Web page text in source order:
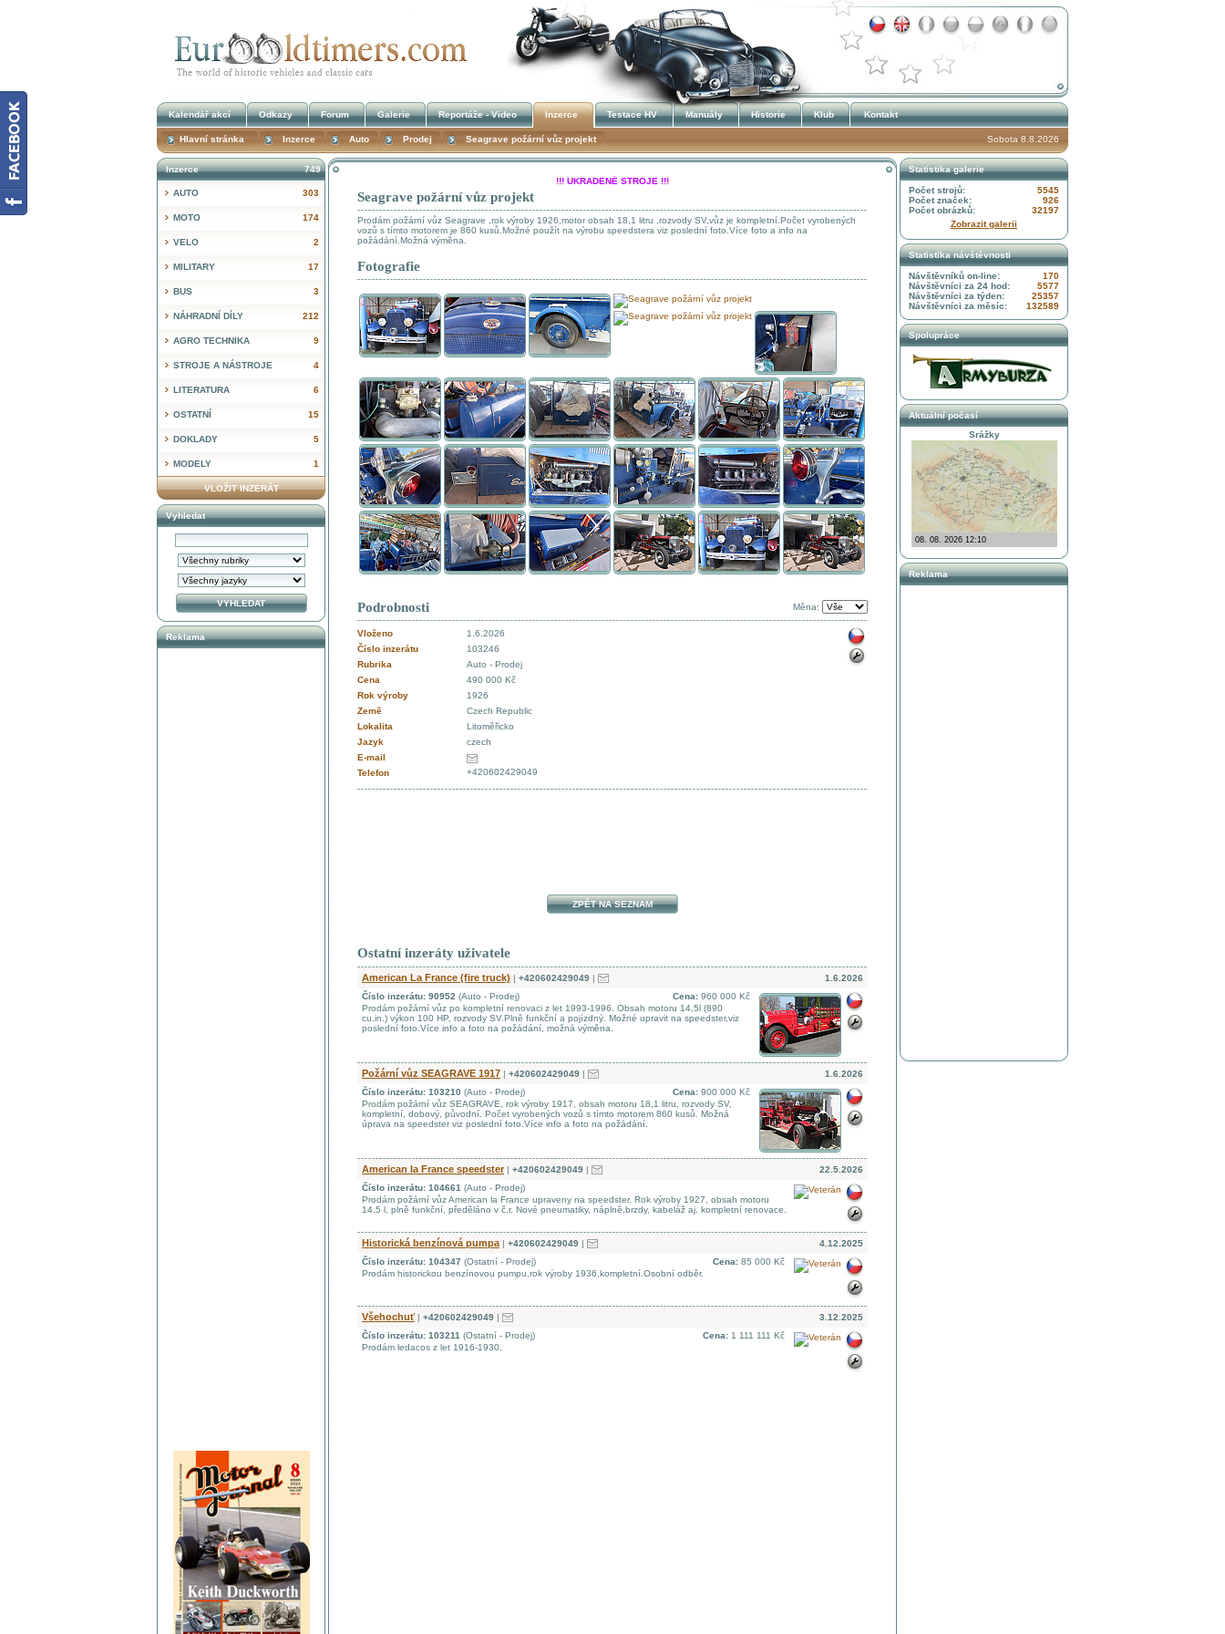
Seagrave požární vůz projekt
Prodám požární vůz Seagrave ,rok výroby 1926,motor obsah 18,1 litru ,rozvody SV,vůz je kompletní.Počet vyrobených
vozů s tímto motorem je 860 kusů.Možné použít na výrobu speedstera viz poslední foto.Více foto a info na
požádání.Možná výměna.
Fotografie
Měna:
Podrobnosti
Vloženo
1.6.2026
Číslo inzerátu
103246
Rubrika
Auto - Prodej
Cena
490 000 Kč
Rok výroby
1926
Země
Czech Republic
Lokalita
Litoměřicko
Jazyk
czech
E-mail
Telefon
+420602429049
ZPĚT NA SEZNAM
Ostatní inzeráty uživatele
1.6.2026
American La France (fire truck) | +420602429049 |
Cena: 960 000 Kč
Číslo inzerátu: 90952 (Auto - Prodej)
Prodám požární vůz po kompletní renovaci z let 1993-1996. Obsah motoru 14,5l (890
cu.in.) výkon 100 HP, rozvody SV.Plně funkční a pojízdný. Možné upravit na speedster,viz
poslední foto.Více info a foto na požádání, možná výměna.
1.6.2026
Požární vůz SEAGRAVE 1917 | +420602429049 |
Cena: 900 000 Kč
Číslo inzerátu: 103210 (Auto - Prodej)
Prodám požární vůz SEAGRAVE, rok výroby 1917, obsah motoru 18,1 litru, rozvody SV,
kompletní, dobový, původní. Počet vyrobených vozů s tímto motorem 860 kusů. Možná
úprava na speedster viz poslední foto.Více info a foto na požádání.
22.5.2026
American la France speedster | +420602429049 |
Číslo inzerátu: 104661 (Auto - Prodej)
Prodám požární vůz American la France upraveny na speedster. Rok výroby 1927, obsah motoru
14.5 l, plně funkční, předěláno v č.r. Nové pneumatiky, náplně,brzdy, kabeláž aj. kompletní renovace.
4.12.2025
Historická benzínová pumpa | +420602429049 |
Cena: 85 000 Kč
Číslo inzerátu: 104347 (Ostatní - Prodej)
Prodám historickou benzínovou pumpu,rok výroby 1936,kompletní.Osobní odběr.
3.12.2025
Všehochuť | +420602429049 |
Cena: 1 111 111 Kč
Číslo inzerátu: 103211 (Ostatní - Prodej)
Prodám ledacos z let 1916-1930.
749
Inzerce
303
AUTO
174
MOTO
2
VELO
17
MILITARY
3
BUS
212
NÁHRADNÍ DÍLY
9
AGRO TECHNIKA
4
STROJE A NÁSTROJE
6
LITERATURA
15
OSTATNÍ
5
DOKLADY
1
MODELY
VLOŽIT INZERÁT
Vyhledat
Reklama
Statistika galerie
5545
Počet strojů:
926
Počet značek:
32197
Počet obrázků:
Zobrazit galerii
Statistika návštěvnosti
170
Návštěvníků on-line:
5577
Návštěvníci za 24 hod:
25357
Návštěvníci za týden:
132589
Návštěvníci za měsíc:
Spolupráce
Aktuální počasí
Srážky
Reklama
Sobota 8.8.2026
Kalendář akcí Odkazy Forum Galerie Reportáže - Video Inzerce Testace HV Manuály Historie Klub Kontakt
Hlavní stránka Inzerce Auto Prodej Seagrave požární vůz projekt
!!! UKRADENÉ STROJE !!!